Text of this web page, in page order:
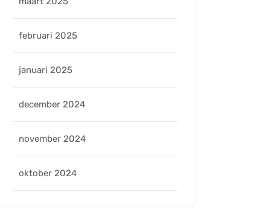
februari 2025
januari 2025
december 2024
november 2024
oktober 2024